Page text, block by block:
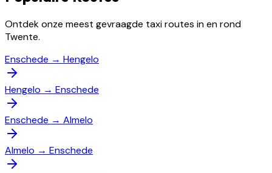
Ontdek onze meest gevraagde taxi routes in en rond
Twente.
Enschede → Hengelo
Hengelo → Enschede
Enschede → Almelo
Almelo → Enschede